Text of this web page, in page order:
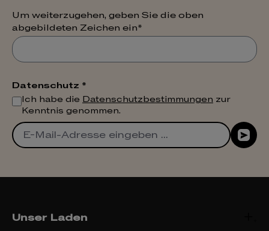
Um weiterzugehen, geben Sie die oben
abgebildeten Zeichen ein*
Datenschutz *
Ich habe die Datenschutzbestimmungen zur
Kenntnis genommen.
Unser Laden